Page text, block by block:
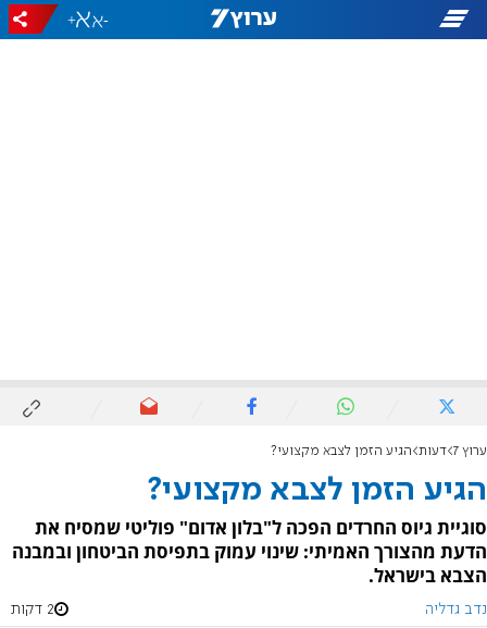
-
+
ערוץ 7 דעות הגיע הזמן לצבא מקצועי?
הגיע הזמן לצבא מקצועי?
סוגיית גיוס החרדים הפכה ל"בלון אדום" פוליטי שמסיח את
הדעת מהצורך האמיתי: שינוי עמוק בתפיסת הביטחון ובמבנה
הצבא בישראל.
נדב גדליה 2 דקות